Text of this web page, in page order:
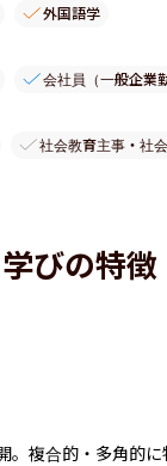
外国語学
会社員（一般企業
社会教育主事・社
学びの特徴
複合的・多角的に